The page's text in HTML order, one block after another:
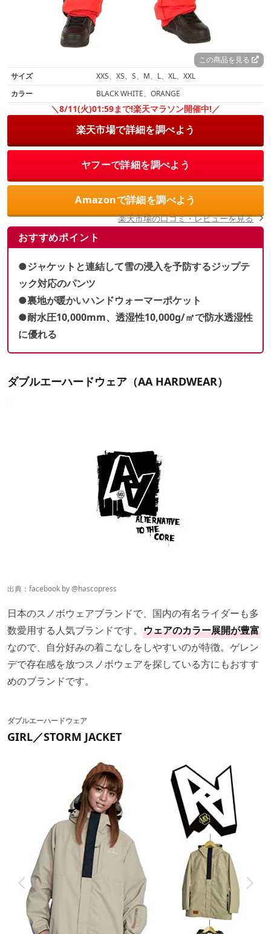
この商品を見る
サイズ
XXS、XS、S、M、L、XL、XXL
カラー
BLACK WHITE、ORANGE
＼8/11(火)01:59まで!楽天マラソン開催中!／
楽天市場で詳細を調べよう
ヤフーで詳細を調べよう
Amazonで詳細を調べよう
おすすめポイント
●ジャケットと連結して雪の浸入を予防するジップテ
ック対応のパンツ
●裏地が暖かいハンドウォーマーポケット
●耐水圧10,000mm、透湿性10,000g/㎡で防水透湿性
に優れる
楽天市場の口コミ・レビューを見る
ダブルエーハードウェア（AA HARDWEAR）
出典：facebook by@hascopress
日本のスノボウェアブランドで、国内の有名ライダーも多
数愛用する人気ブランドです。 ウェアのカラー展開が豊富
なので、自分好みの着こなしをしやすいのが特徴。ゲレン
デで存在感を放つスノボウェアを探している方にもおすす
めのブランドです。
ダブルエーハードウェア
GIRL／STORM JACKET